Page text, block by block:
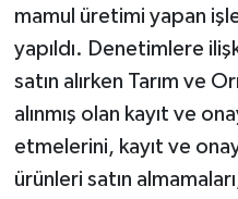
mamul üretimi yapan
yapıldı. Denetimlere
satın alırken Tarım ve
alınmış olan kayıt ve
etmelerini, kayıt ve
ürünleri satın